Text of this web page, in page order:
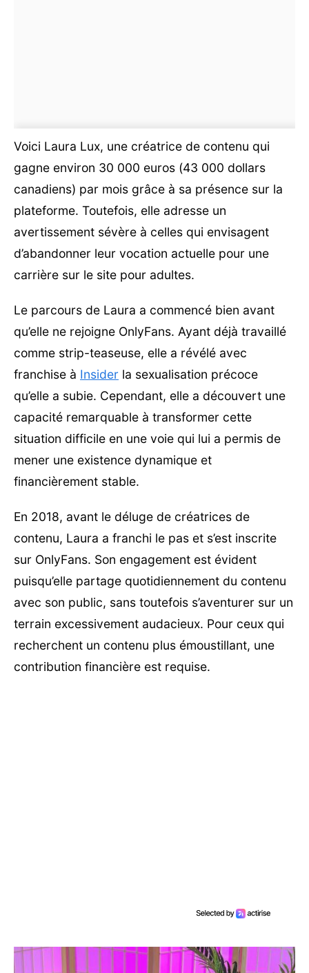
Voici Laura Lux, une créatrice de contenu qui
gagne environ 30 000 euros (43 000 dollars
canadiens) par mois grâce à sa présence sur la
plateforme. Toutefois, elle adresse un
avertissement sévère à celles qui envisagent
d’abandonner leur vocation actuelle pour une
carrière sur le site pour adultes.
Le parcours de Laura a commencé bien avant
qu’elle ne rejoigne OnlyFans. Ayant déjà travaillé
comme strip-teaseuse, elle a révélé avec
franchise à Insider la sexualisation précoce
qu’elle a subie. Cependant, elle a découvert une
capacité remarquable à transformer cette
situation difficile en une voie qui lui a permis de
mener une existence dynamique et
financièrement stable.
En 2018, avant le déluge de créatrices de
contenu, Laura a franchi le pas et s’est inscrite
sur OnlyFans. Son engagement est évident
puisqu’elle partage quotidiennement du contenu
avec son public, sans toutefois s’aventurer sur un
terrain excessivement audacieux. Pour ceux qui
recherchent un contenu plus émoustillant, une
contribution financière est requise.